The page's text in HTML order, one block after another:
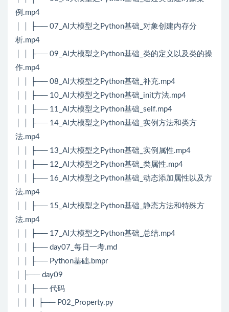
例.mp4
│ │ ├── 07_AI大模型之Python基础_对象创建内存分
析.mp4
│ │ ├── 09_AI大模型之Python基础_类的定义以及类的操
作.mp4
│ │ ├── 08_AI大模型之Python基础_补充.mp4
│ │ ├── 10_AI大模型之Python基础_init方法.mp4
│ │ ├── 11_AI大模型之Python基础_self.mp4
│ │ ├── 14_AI大模型之Python基础_实例方法和类方
法.mp4
│ │ ├── 13_AI大模型之Python基础_实例属性.mp4
│ │ ├── 12_AI大模型之Python基础_类属性.mp4
│ │ ├── 16_AI大模型之Python基础_动态添加属性以及方
法.mp4
│ │ ├── 15_AI大模型之Python基础_静态方法和特殊方
法.mp4
│ │ ├── 17_AI大模型之Python基础_总结.mp4
│ │ ├── day07_每日一考.md
│ │ ├── Python基础.bmpr
│ ├── day09
│ │ ├── 代码
│ │ │ ├── P02_Property.py